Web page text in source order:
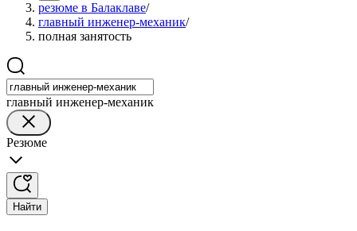
резюме в Балаклаве/
главный инженер-механик/
полная занятость
главный инженер-механик
Резюме
Найти